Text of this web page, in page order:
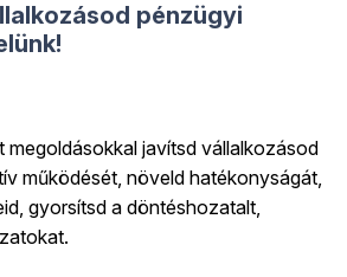
pénzügyi
megoldásokkal javítsd vállalkozásod
működését, növeld hatékonyságát,
gyorsítsd a döntéshozatalt,